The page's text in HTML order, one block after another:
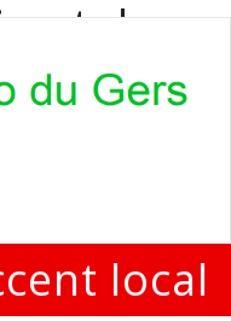
de
bio aux
local